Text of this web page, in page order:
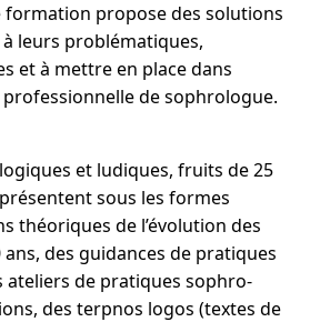
propose des solutions
leurs problématiques,
et à mettre en place dans
professionnelle de sophrologue.
et ludiques, fruits de 25
sous les formes
théoriques de l’évolution des
des guidances de pratiques
ateliers de pratiques sophro-
des terpnos logos (textes de